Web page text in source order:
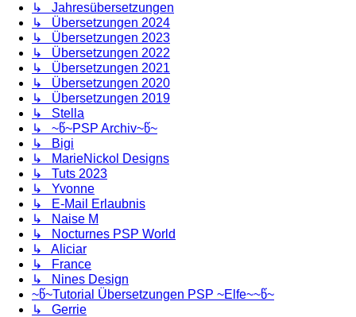
↳ Jahresübersetzungen
↳ Übersetzungen 2024
↳ Übersetzungen 2023
↳ Übersetzungen 2022
↳ Übersetzungen 2021
↳ Übersetzungen 2020
↳ Übersetzungen 2019
↳ Stella
↳ ~წ~PSP Archiv~წ~
↳ Bigi
↳ MarieNickol Designs
↳ Tuts 2023
↳ Yvonne
↳ E-Mail Erlaubnis
↳ Naise M
↳ Nocturnes PSP World
↳ Aliciar
↳ France
↳ Nines Design
~წ~Tutorial Übersetzungen PSP ~Elfe~~წ~
↳ Gerrie